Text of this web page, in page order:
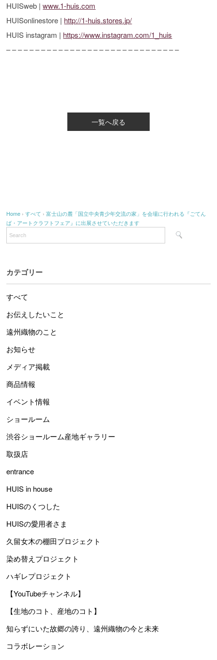
HUISweb |www.1-huis.com
HUISonlinestore | http://1-huis.stores.jp/
HUIS instagram | https://www.instagram.com/1_huis
– – – – – – – – – – – – – – – – – – – – – – – – – – – – – –
一覧へ戻る
Home ›すべて ›富士山の麓「国立中央青少年交流の家」を会場に行われる『ごてん
ば・アートクラフトフェア』に出展させていただきます
カテゴリー
すべて
お伝えしたいこと
遠州織物のこと
お知らせ
メディア掲載
商品情報
イベント情報
ショールーム
渋谷ショールーム産地ギャラリー
取扱店
entrance
HUIS in house
HUISのくつした
HUISの愛用者さま
久留女木の棚田プロジェクト
染め替えプロジェクト
ハギレプロジェクト
【YouTubeチャンネル】
【生地のコト、産地のコト】
知らずにいた故郷の誇り、遠州織物の今と未来
コラボレーション